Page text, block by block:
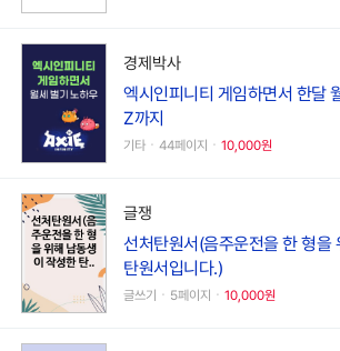
경제박사
엑시인피니티 게임하면서 한달
Z까지
기타ㆍ44페이지ㆍ 10,000원
글쟁
선처탄원서(음주운전을 한 형을
탄원서입니다.)
글쓰기ㆍ5페이지ㆍ 10,000원